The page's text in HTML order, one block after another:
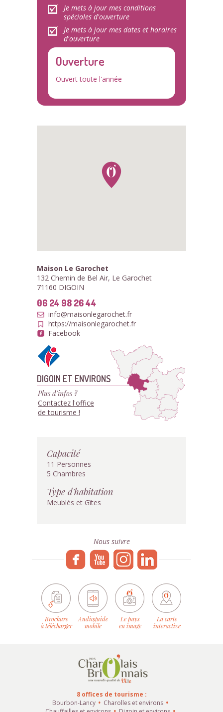
Je mets à jour mes conditions
spéciales d'ouverture
Je mets à jour mes dates et horaires
d'ouverture
Ouverture
Ouvert toute l'année
Maison Le Garochet
132 Chemin de Bel Air, Le Garochet
71160 DIGOIN
06 24 98 26 44
info@maisonlegarochet.fr
https://maisonlegarochet.fr
Facebook
DIGOIN ET ENVIRONS
Plus d'infos ?
Contactez l'office
de tourisme !
Capacité
11 Personnes
5 Chambres
Type d'habitation
Meublés et Gîtes
Nous suivre
Brochure
à télécharger
Audioguide
mobile
Le pays
en image
La carte
interactive
8 offices de tourisme :
Bourbon-Lancy
Charolles et environs